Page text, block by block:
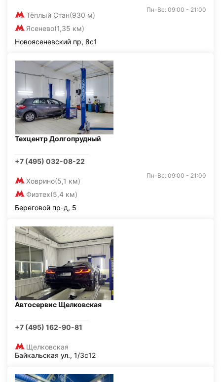
Тёплый Стан(930 м)
Ясенево(1,35 км)
Пн-Вс: 09:00 - 21:00
Новоясеневский пр, 8с1
Техцентр Долгопрудный
+7 (495) 032-08-22
Ховрино(5,1 км)
Физтех(5,4 км)
Пн-Вс: 09:00 - 21:00
Береговой пр-д, 5
Автосервис Щелковская
+7 (495) 162-90-81
Щелковская
Байкальская ул., 1/3с12